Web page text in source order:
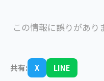
この情報に誤りがあ
共有: X LINE